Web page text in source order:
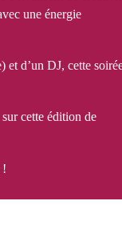
une énergie
et d’un DJ, cette
cette édition de
!